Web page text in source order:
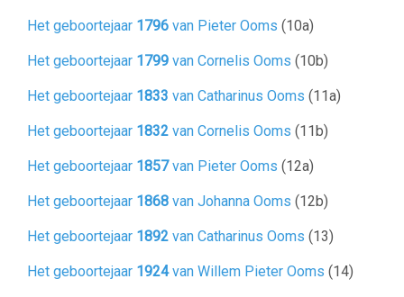
Het geboortejaar 1796 van Pieter Ooms (10a)
Het geboortejaar 1799 van Cornelis Ooms (10b)
Het geboortejaar 1833 van Catharinus Ooms (11a)
Het geboortejaar 1832 van Cornelis Ooms (11b)
Het geboortejaar 1857van Pieter Ooms (12a)
Het geboortejaar 1868 van Johanna Ooms (12b)
Het geboortejaar 1892 van Catharinus Ooms (13)
Het geboortejaar 1924van Willem Pieter Ooms (14)